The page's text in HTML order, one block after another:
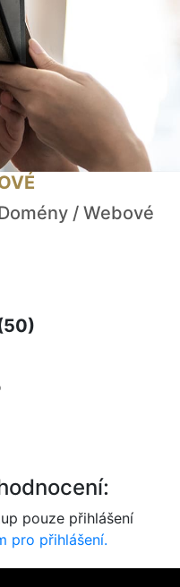
/ Webové
pouze přihlášení
pro přihlášení.